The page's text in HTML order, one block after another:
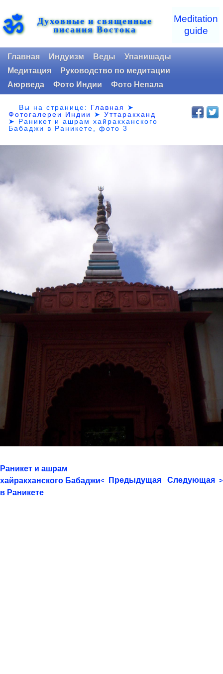
ॐ Духовные и священные
писания Востока
Meditation
guide
Главная Индуизм Веды
Упанишады
Медитация
Руководство по медитации
Аюрведа
Фото Индии Фото Непала
Вы на странице: Главная
➤
Фотогалереи Индии
➤Уттаракханд
➤ Раникет и ашрам хайракханского
Бабаджи в Раникете, фото 3
Раникет и ашрам
хайракханского Бабаджи
в Раникете
< Предыдущая Следующая >